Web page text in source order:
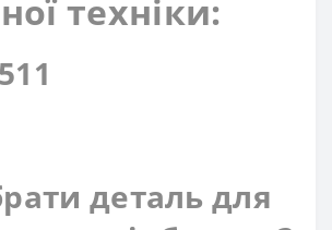
техніки:
деталь для